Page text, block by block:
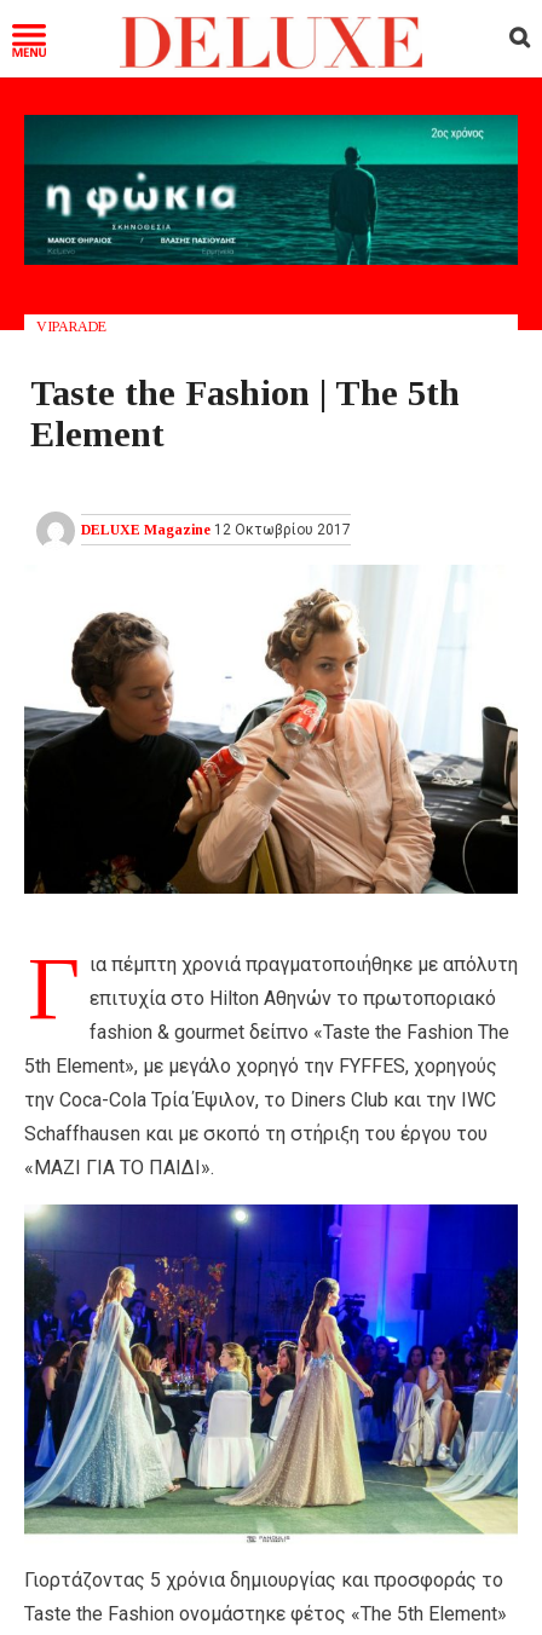
VIPARADE
Taste the Fashion | The 5th
Element
DELUXE Magazine 12 Οκτωβρίου 2017
Γ ια πέμπτη χρονιά πραγματοποιήθηκε με απόλυτη
επιτυχία στο Hilton Αθηνών το πρωτοποριακό
fashion & gourmet δείπνο «Taste the Fashion The
5th Element», με μεγάλο χορηγό την FYFFES, χορηγούς
την Coca-Cola Τρία Έψιλον, το Diners Club και την IWC
Schaffhausen και με σκοπό τη στήριξη του έργου του
«ΜΑΖΙ ΓΙΑ ΤΟ ΠΑΙΔΙ».
Γιορτάζοντας 5 χρόνια δημιουργίας και προσφοράς το
Taste the Fashion ονομάστηκε φέτος «The 5th Element»